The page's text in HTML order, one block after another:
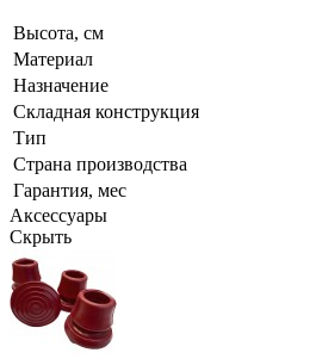
Высота, см
Материал
Назначение
Складная конструкция
Тип
Страна производства
Гарантия, мес
Аксессуары
Скрыть